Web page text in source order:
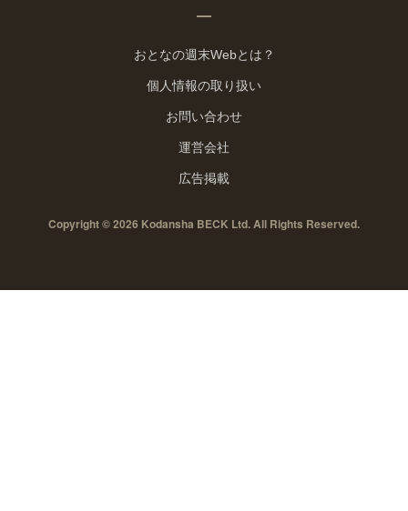
おとなの週末Webとは？
個人情報の取り扱い
お問い合わせ
運営会社
広告掲載
Copyright © 2026 Kodansha BECK Ltd. All Rights Reserved.